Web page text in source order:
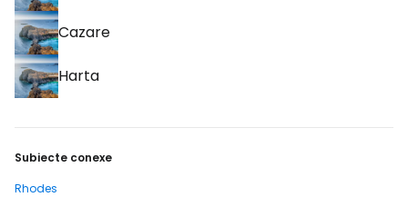
Cazare
Harta
Subiecte conexe
Rhodes